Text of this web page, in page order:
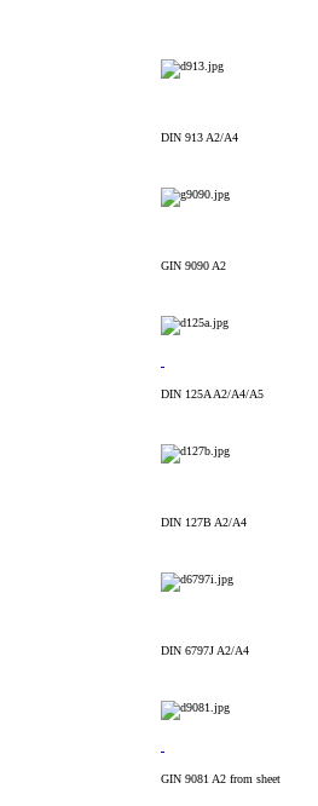
DIN 913 A2/A4
GIN 9090 A2
DIN 125A A2/A4/A5
DIN 127B A2/A4
DIN 6797J A2/A4
GIN 9081 A2 from sheet